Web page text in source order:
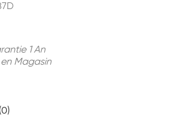
1 An
Magasin